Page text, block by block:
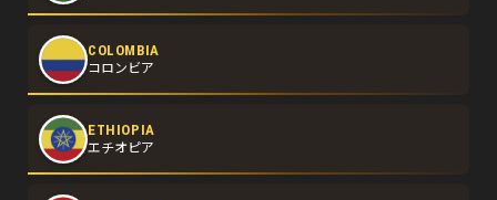
COLOMBIA
コロンビア
ETHIOPIA
エチオピア